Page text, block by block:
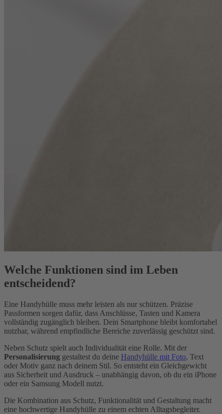
Welche Funktionen sind im Leben
entscheidend?
Eine Handyhülle muss mehr leisten als nur schützen. Präzise
Passformen sorgen dafür, dass Anschlüsse, Tasten und Kamera
vollständig zugänglich bleiben. Dein Smartphone bleibt komfortabel
nutzbar, während empfindliche Bereiche zuverlässig geschützt sind.
Neben Schutz spielt auch Individualität eine Rolle. Mit der
Personalisierung gestaltest du deine Handyhülle mit Foto, Text
oder Motiv ganz nach deinem Stil. So entsteht ein Gleichgewicht
aus Sicherheit und Ausdruck – unabhängig davon, ob du ein iPhone
oder ein Samsung Modell nutzt.
Die Kombination aus Schutz, Funktionalität und Gestaltung macht
eine hochwertige Handyhülle zu einem echten Alltagsbegleiter.